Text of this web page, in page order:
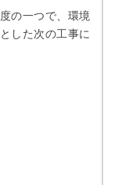
の一つで、環境
した次の工事に